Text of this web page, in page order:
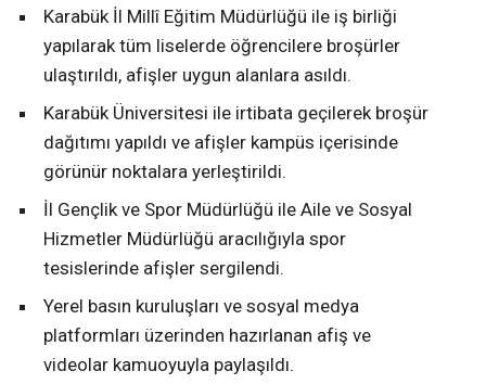
Karabük İl Millî Eğitim Müdürlüğü ile iş birliği
yapılarak tüm liselerde öğrencilere broşürler
ulaştırıldı, afişler uygun alanlara asıldı.
Karabük Üniversitesi ile irtibata geçilerek broşür
dağıtımı yapıldı ve afişler kampüs içerisinde
görünür noktalara yerleştirildi.
İl Gençlik ve Spor Müdürlüğü ile Aile ve Sosyal
Hizmetler Müdürlüğü aracılığıyla spor
tesislerinde afişler sergilendi.
Yerel basın kuruluşları ve sosyal medya
platformları üzerinden hazırlanan afiş ve
videolar kamuoyuyla paylaşıldı.